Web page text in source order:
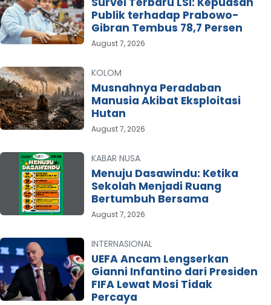
Publik terhadap Prabowo-
Gibran Tembus 78,7 Persen
August 7, 2026
KOLOM
Musnahnya Peradaban
Manusia Akibat Eksploitasi
Hutan
August 7, 2026
KABAR NUSA
Menuju Dasawindu: Ketika
Sekolah Menjadi Ruang
Bertumbuh Bersama
August 7, 2026
INTERNASIONAL
UEFA Ancam Lengserkan
Gianni Infantino dari Presiden
FIFA Lewat Mosi Tidak
Percaya